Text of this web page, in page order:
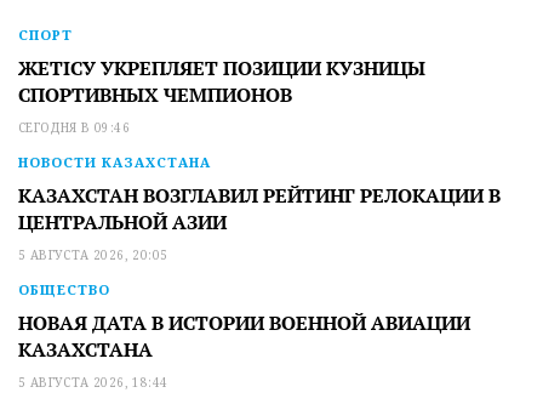
СПОРТ
ЖЕТІСУ УКРЕПЛЯЕТ ПОЗИЦИИ КУЗНИЦЫ
СПОРТИВНЫХ ЧЕМПИОНОВ
СЕГОДНЯ В 09:46
НОВОСТИ КАЗАХСТАНА
КАЗАХСТАН ВОЗГЛАВИЛ РЕЙТИНГ РЕЛОКАЦИИ В
ЦЕНТРАЛЬНОЙ АЗИИ
5 АВГУСТА 2026, 20:05
ОБЩЕСТВО
НОВАЯ ДАТА В ИСТОРИИ ВОЕННОЙ АВИАЦИИ
КАЗАХСТАНА
5 АВГУСТА 2026, 18:44